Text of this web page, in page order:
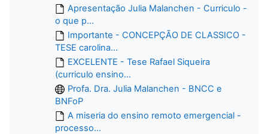
Apresentação Julia Malanchen - Curriculo -
o que p...
Importante - CONCEPÇÃO DE CLASSICO -
TESE carolina...
EXCELENTE - Tese Rafael Siqueira
(curriculo ensino...
Profa. Dra. Julia Malanchen - BNCC e
BNFoP
A miseria do ensino remoto emergencial -
processo...